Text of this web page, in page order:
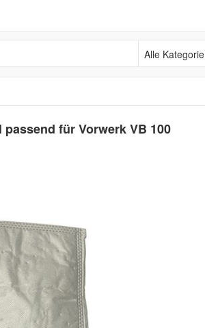
Alle Kategorien
für Vorwerk VB 100